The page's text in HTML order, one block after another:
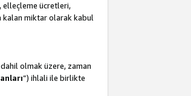
elleçleme ücretleri,
kalan miktar olarak kabul
olmak üzere, zaman
”) ihlali ile birlikte